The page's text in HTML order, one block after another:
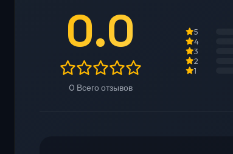
0.0
0 Всего отзывов
5
4
3
2
1